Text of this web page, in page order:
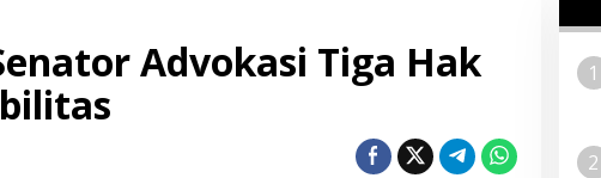
Advokasi Tiga Hak
1
2